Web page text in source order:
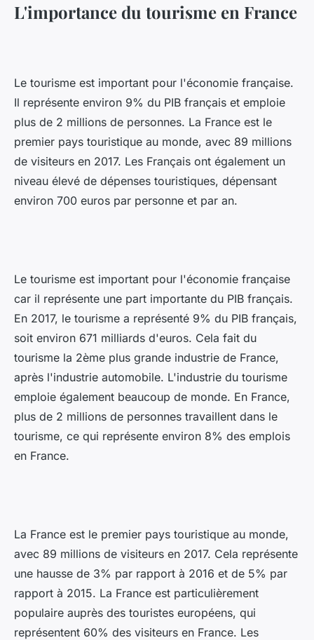
L'importance du tourisme en France
Le tourisme est important pour l'économie française.
Il représente environ 9% du PIB français et emploie
plus de 2 millions de personnes. La France est le
premier pays touristique au monde, avec 89 millions
de visiteurs en 2017. Les Français ont également un
niveau élevé de dépenses touristiques, dépensant
environ 700 euros par personne et par an.
Le tourisme est important pour l'économie française
car il représente une part importante du PIB français.
En 2017, le tourisme a représenté 9% du PIB français,
soit environ 671 milliards d'euros. Cela fait du
tourisme la 2ème plus grande industrie de France,
après l'industrie automobile. L'industrie du tourisme
emploie également beaucoup de monde. En France,
plus de 2 millions de personnes travaillent dans le
tourisme, ce qui représente environ 8% des emplois
en France.
La France est le premier pays touristique au monde,
avec 89 millions de visiteurs en 2017. Cela représente
une hausse de 3% par rapport à 2016 et de 5% par
rapport à 2015. La France est particulièrement
populaire auprès des touristes européens, qui
représentent 60% des visiteurs en France. Les